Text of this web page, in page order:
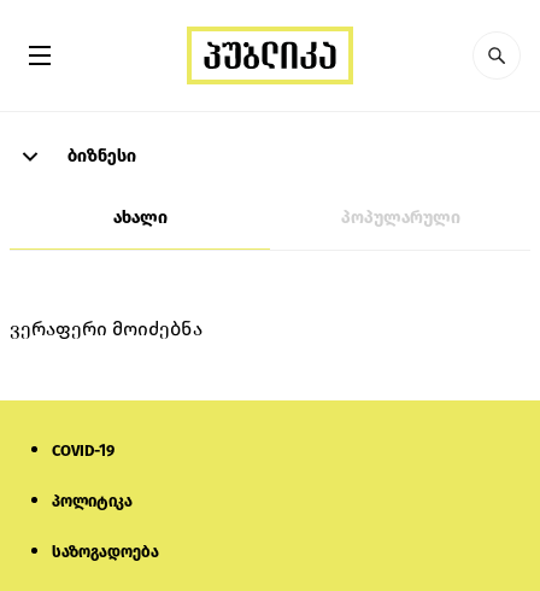
ბიზნესი
ახალი პოპულარული
ვერაფერი მოიძებნა
COVID-19
პოლიტიკა
საზოგადოება